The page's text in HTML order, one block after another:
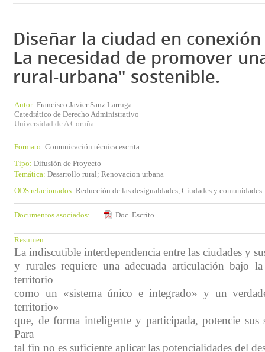
Diseñar la ciudad en
La necesidad de promover
rural-urbana" sostenible.
Autor: Francisco Javier Sanz Larruga
Catedrático de Derecho Administrativo
Universidad de A Coruña
Formato: Comunicación técnica escrita
Tipo: Difusión de Proyecto
Temática: Desarrollo rural; Renovacion urbana
ODS relacionados: Reducción de las desigualdades, Ciudades y comunidades
Documentos asociados: Doc. Escrito
Resumen:
La indiscutible interdependencia entre las ciudades y
y rurales requiere una adecuada articulación bajo
territorio
como un «sistema único e integrado» y un
territorio»
que, de forma inteligente y participada, potencie sus
Para
tal fin no es suficiente aplicar las potencialidades del